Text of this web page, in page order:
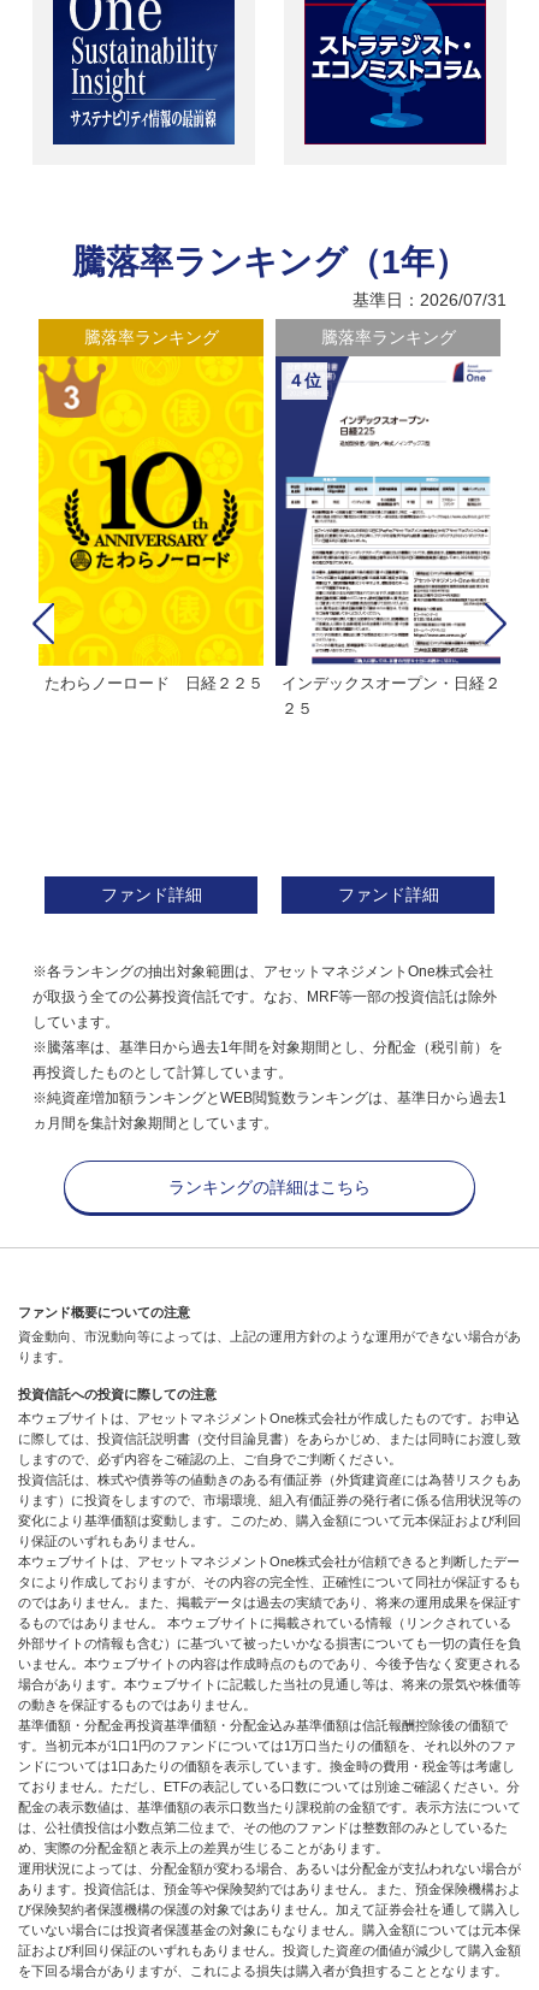
騰落率ランキング（1年）
基準日：2026/07/31
騰落率ランキング
たわらノーロード 日経２２５
ファンド詳細
騰落率ランキング
４位
インデックスオープン・日経２
２５
ファンド詳細
※各ランキングの抽出対象範囲は、アセットマネジメントOne株式会社
が取扱う全ての公募投資信託です。なお、MRF等一部の投資信託は除外
しています。
※騰落率は、基準日から過去1年間を対象期間とし、分配金（税引前）を
再投資したものとして計算しています。
※純資産増加額ランキングとWEB閲覧数ランキングは、基準日から過去1
ヵ月間を集計対象期間としています。
ランキングの詳細はこちら
ファンド概要についての注意
資金動向、市況動向等によっては、上記の運用方針のような運用ができない場合があ
ります。
投資信託への投資に際しての注意
本ウェブサイトは、アセットマネジメントOne株式会社が作成したものです。お申込
に際しては、投資信託説明書（交付目論見書）をあらかじめ、または同時にお渡し致
しますので、必ず内容をご確認の上、ご自身でご判断ください。
投資信託は、株式や債券等の値動きのある有価証券（外貨建資産には為替リスクもあ
ります）に投資をしますので、市場環境、組入有価証券の発行者に係る信用状況等の
変化により基準価額は変動します。このため、購入金額について元本保証および利回
り保証のいずれもありません。
本ウェブサイトは、アセットマネジメントOne株式会社が信頼できると判断したデー
タにより作成しておりますが、その内容の完全性、正確性について同社が保証するも
のではありません。また、掲載データは過去の実績であり、将来の運用成果を保証す
るものではありません。 本ウェブサイトに掲載されている情報（リンクされている
外部サイトの情報も含む）に基づいて被ったいかなる損害についても一切の責任を負
いません。本ウェブサイトの内容は作成時点のものであり、今後予告なく変更される
場合があります。本ウェブサイトに記載した当社の見通し等は、将来の景気や株価等
の動きを保証するものではありません。
基準価額・分配金再投資基準価額・分配金込み基準価額は信託報酬控除後の価額で
す。当初元本が1口1円のファンドについては1万口当たりの価額を、それ以外のファ
ンドについては1口あたりの価額を表示しています。換金時の費用・税金等は考慮し
ておりません。ただし、ETFの表記している口数については別途ご確認ください。分
配金の表示数値は、基準価額の表示口数当たり課税前の金額です。表示方法について
は、公社債投信は小数点第二位まで、その他のファンドは整数部のみとしているた
め、実際の分配金額と表示上の差異が生じることがあります。
運用状況によっては、分配金額が変わる場合、あるいは分配金が支払われない場合が
あります。投資信託は、預金等や保険契約ではありません。また、預金保険機構およ
び保険契約者保護機構の保護の対象ではありません。加えて証券会社を通して購入し
ていない場合には投資者保護基金の対象にもなりません。購入金額については元本保
証および利回り保証のいずれもありません。投資した資産の価値が減少して購入金額
を下回る場合がありますが、これによる損失は購入者が負担することとなります。